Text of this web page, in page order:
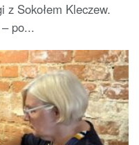
Sokołem Kleczew.
po...